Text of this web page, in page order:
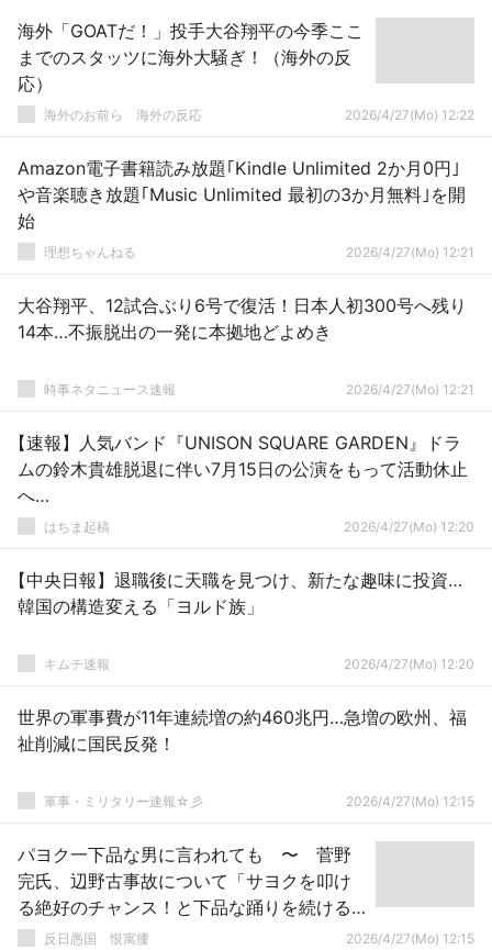
海外「GOATだ！」投手大谷翔平の今季ここ
までのスタッツに海外大騒ぎ！（海外の反
応）
海外のお前ら 海外の反応 2026/4/27(Mo) 12:22
Amazon電子書籍読み放題｢Kindle Unlimited 2か月0円｣
や音楽聴き放題｢Music Unlimited 最初の3か月無料｣を開
始
理想ちゃんねる 2026/4/27(Mo) 12:21
大谷翔平、12試合ぶり6号で復活！日本人初300号へ残り
14本…不振脱出の一発に本拠地どよめき
時事ネタニュース速報 2026/4/27(Mo) 12:21
【速報】人気バンド『UNISON SQUARE GARDEN』ドラ
ムの鈴木貴雄脱退に伴い7月15日の公演をもって活動休止
へ…
はちま起稿 2026/4/27(Mo) 12:20
【中央日報】退職後に天職を見つけ、新たな趣味に投資…
韓国の構造変える「ヨルド族」
キムチ速報 2026/4/27(Mo) 12:20
世界の軍事費が11年連続増の約460兆円…急増の欧州、福
祉削減に国民反発！
軍事・ミリタリー速報☆彡 2026/4/27(Mo) 12:15
パヨク一下品な男に言われても 〜 菅野
完氏、辺野古事故について「サヨクを叩け
る絶好のチャンス！と下品な踊りを続ける
ネトウヨ」
反日愚国 恨寓瘻 2026/4/27(Mo) 12:15